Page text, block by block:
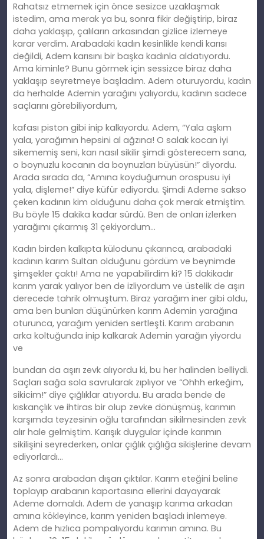
Rahatsız etmemek için önce sesizce uzaklaşmak
istedim, ama merak ya bu, sonra fikir değiştirip, biraz
daha yaklaşıp, çalıların arkasından gizlice izlemeye
karar verdim. Arabadaki kadın kesinlikle kendi karısı
değildi, Adem karısını bir başka kadınla aldatıyordu.
Ama kiminle? Bunu görmek için sessizce biraz daha
yaklaşıp seyretmeye başladım. Adem oturuyordu, kadın
da herhalde Ademin yarağını yalıyordu, kadının sadece
saçlarını görebiliyordum,
kafası piston gibi inip kalkıyordu. Adem, “Yala aşkım
yala, yarağımın hepsini al ağzına! O salak kocan iyi
sikememiş seni, karı nasıl sikilir şimdi gösterecem sana,
o boynuzlu kocanın da boynuzları büyüsün!” diyordu.
Arada sırada da, “Amına koyduğumun orospusu iyi
yala, dişleme!” diye küfür ediyordu. Şimdi Ademe sakso
çeken kadının kim olduğunu daha çok merak etmiştim.
Bu böyle 15 dakika kadar sürdü. Ben de onları izlerken
yarağımı çıkarmış 31 çekiyordum…
Kadın birden kalkıpta külodunu çıkarınca, arabadaki
kadının karım Sultan olduğunu gördüm ve beynimde
şimşekler çaktı! Ama ne yapabilirdim ki? 15 dakikadır
karım yarak yalıyor ben de izliyordum ve üstelik de aşırı
derecede tahrik olmuştum. Biraz yarağım iner gibi oldu,
ama ben bunları düşünürken karım Ademin yarağına
oturunca, yarağım yeniden sertleşti. Karım arabanın
arka koltuğunda inip kalkarak Ademin yarağın yiyordu
ve
bundan da aşırı zevk alıyordu ki, bu her halinden belliydi.
Saçları sağa sola savrularak zıplıyor ve “Ohhh erkeğim,
sikicim!” diye çığlıklar atıyordu. Bu arada bende de
kıskançlık ve ihtiras bir olup zevke dönüşmüş, karımın
karşımda teyzesinin oğlu tarafından sikilmesinden zevk
alır hale gelmiştim. Karışık duygular içinde karımın
sikilişini seyrederken, onlar çığlık çığlığa sikişlerine devam
ediyorlardı…
Az sonra arabadan dışarı çıktılar. Karım eteğini beline
toplayıp arabanın kaportasına ellerini dayayarak
Ademe domaldı. Adem de yanaşıp karıma arkadan
amına kökleyince, karım yeniden başladı inlemeye.
Adem de hızlıca pompalıyordu karımın amına. Bu